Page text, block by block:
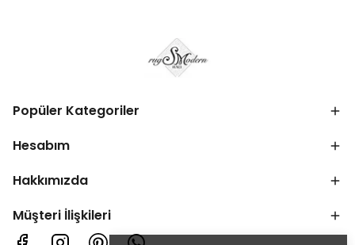
Popüler Kategoriler
Hesabım
Hakkımızda
Müşteri İlişkileri